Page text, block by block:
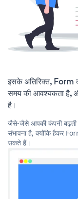
इसके अतिरिक्त,
समय की आवश्यकता है,
है।
जैसे-जैसे आपकी कंपनी बढ़ती
संभावना है, क्योंकि हैकर
सकते हैं।